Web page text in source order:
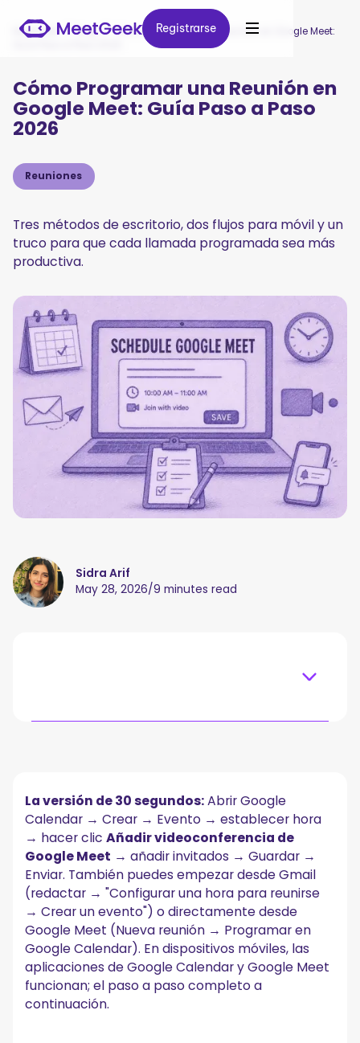
Registrarse
Registrarse
MeetGeek / Blog / Cómo Programar una Reunión en Google Meet:
Cómo Programar una Reunión en
Google Meet: Guía Paso a Paso
2026
Reuniones
Tres métodos de escritorio, dos flujos para móvil y un
truco para que cada llamada programada sea más
productiva.
Sidra Arif
May 28, 2026/9 minutes read
el escritorio
Método 1: Programar una Google Meet desde Google
Calendar (el más común)
Método 2: Programar una reunión de Google Meet desde
Gmail
Método 3: Programar una reunión de Google Meet desde
Google Meet
Cómo programar una reunión en Google Meet
desde el móvil
Aplicación Google Calendar (iOS y Android)
Aplicación Google Meet (iOS y Android)
Haz que cada reunión programada de Google Meet
La versión de 30 segundos:Abrir Google
Calendar → Crear → Evento → establecer hora
→ hacer clicAñadir videoconferencia de
Google Meet → añadir invitados → Guardar →
Enviar. También puedes empezar desde Gmail
(redactar → "Configurar una hora para reunirse
→ Crear un evento") o directamente desde
Google Meet (Nueva reunión → Programar en
Google Calendar). En dispositivos móviles, las
aplicaciones de Google Calendar y Google Meet
funcionan; el paso a paso completo a
continuación.